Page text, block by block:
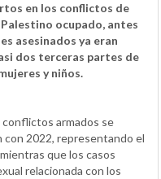
en los conflictos de
ocupado, antes
asesinados ya eran
dos terceras partes de
y niños.
armados se
con 2022, representando el
que los casos
relacionada con los